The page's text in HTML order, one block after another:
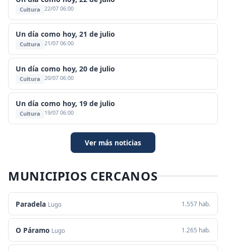
Cultura 22/07 06:00
Un día como hoy, 21 de julio
Cultura 21/07 06:00
Un día como hoy, 20 de julio
Cultura 20/07 06:00
Un día como hoy, 19 de julio
Cultura 19/07 06:00
Ver más noticias
MUNICIPIOS CERCANOS
Paradela Lugo 1.557 hab.
O Páramo Lugo 1.265 hab.